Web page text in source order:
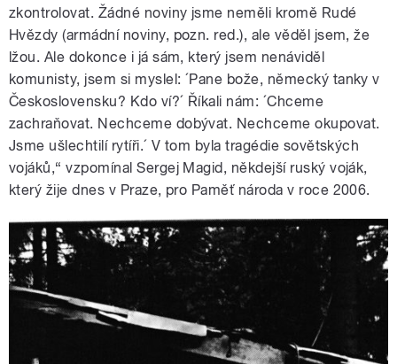
zkontrolovat. Žádné noviny jsme neměli kromě Rudé
Hvězdy (armádní noviny, pozn. red.), ale věděl jsem, že
lžou. Ale dokonce i já sám, který jsem nenáviděl
komunisty, jsem si myslel: ´Pane bože, německý tanky v
Československu? Kdo ví?´ Říkali nám: ´Chceme
zachraňovat. Nechceme dobývat. Nechceme okupovat.
Jsme ušlechtilí rytíři.´ V tom byla tragédie sovětských
vojáků,“ vzpomínal Sergej Magid, někdejší ruský voják,
který žije dnes v Praze, pro Paměť národa v roce 2006.